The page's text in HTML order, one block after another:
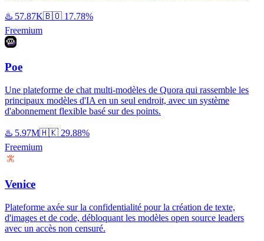
♨️ 57.87K🇧🇴 17.78%
Freemium
Poe
Une plateforme de chat multi-modèles de Quora qui rassemble les
principaux modèles d'IA en un seul endroit, avec un système
d'abonnement flexible basé sur des points.
♨️ 5.97M🇭🇰 29.88%
Freemium
Venice
Plateforme axée sur la confidentialité pour la création de texte,
d'images et de code, débloquant les modèles open source leaders
avec un accès non censuré.